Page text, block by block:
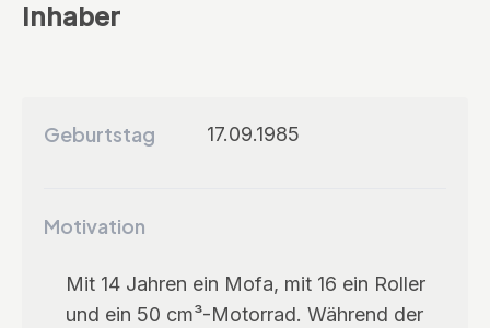
Inhaber
Geburtstag 17.09.1985
Motivation
Mit 14 Jahren ein Mofa, mit 16 ein Roller
und ein 50 cm³-Motorrad. Während der